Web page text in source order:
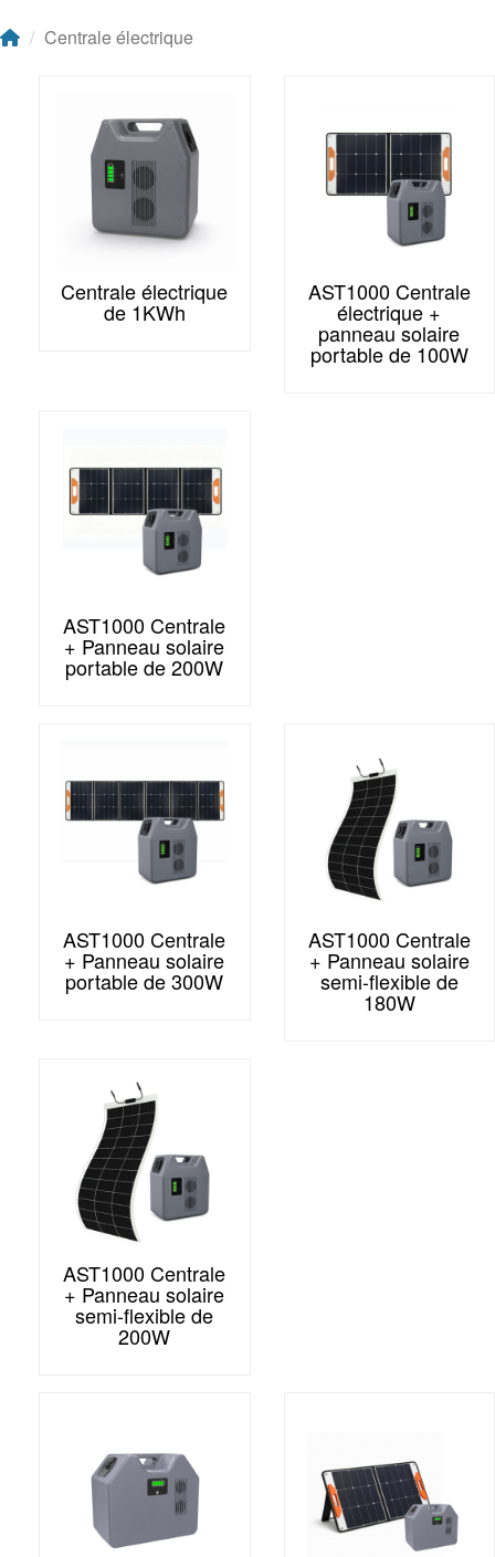
Centrale électrique
Centrale électrique
de 1KWh
AST1000 Centrale
électrique +
panneau solaire
portable de 100W
AST1000 Centrale
+ Panneau solaire
portable de 200W
AST1000 Centrale
+ Panneau solaire
portable de 300W
AST1000 Centrale
+ Panneau solaire
semi-flexible de
180W
AST1000 Centrale
+ Panneau solaire
semi-flexible de
200W